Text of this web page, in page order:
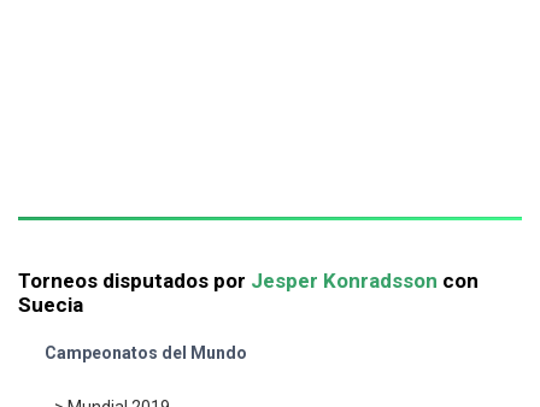
Torneos disputados por Jesper Konradsson con
Suecia
Campeonatos del Mundo